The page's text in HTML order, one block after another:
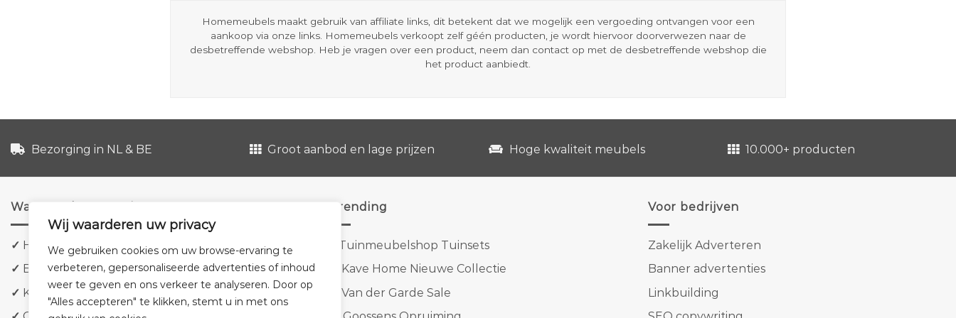
Wij waarderen uw privacy
We gebruiken cookies om uw browse-ervaring te
verbeteren, gepersonaliseerde advertenties of inhoud
weer te geven en ons verkeer te analyseren. Door op
"Alles accepteren" te klikken, stemt u in met ons
Homemeubels maakt gebruik van affiliate links, dit betekent dat we mogelijk een vergoeding ontvangen voor een
aankoop via onze links. Homemeubels verkoopt zelf géén producten, je wordt hiervoor doorverwezen naar de
desbetreffende webshop. Heb je vragen over een product, neem dan contact op met de desbetreffende webshop die
het product aanbiedt.
Bezorging in NL & BE Groot aanbod en lage prijzen Hoge kwaliteit meubels 10.000+ producten
Waarom shoppen via ons?
✓ Hoge kwaliteit meubels
✓ Bezorging in NL & BE
✓ Klanttevredenheid staat voorop
Trending
Tuinmeubelshop Tuinsets
Kave Home Nieuwe Collectie
Van der Garde Sale
Voor bedrijven
Zakelijk Adverteren
Banner advertenties
Linkbuilding